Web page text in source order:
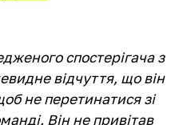
спостерігача з
відчуття, що він
не перетинатися зі
Він не привітав